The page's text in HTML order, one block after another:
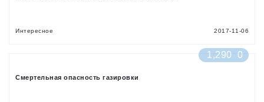
Интересное 2017-11-06
1,290 0
Смертельная опасность газировки